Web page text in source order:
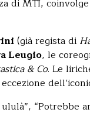
di MTI,
(già regista di
Leugio, le
& Co. Le
“Potrebbe